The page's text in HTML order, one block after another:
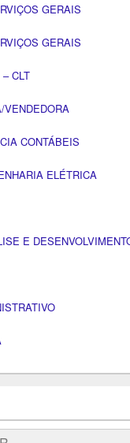
GERAIS
GERAIS
CLT
VENDEDORA
CONTÁBEIS
ELÉTRICA
E